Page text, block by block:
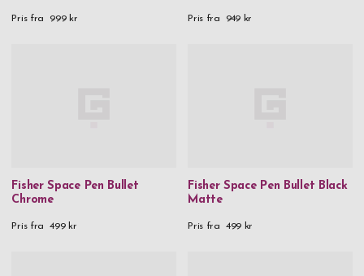
Pris fra 999 kr Pris fra 949 kr
Fisher Space Pen Bullet
Chrome
Pris fra 499 kr
Fisher Space Pen Bullet Black
Matte
Pris fra 499 kr